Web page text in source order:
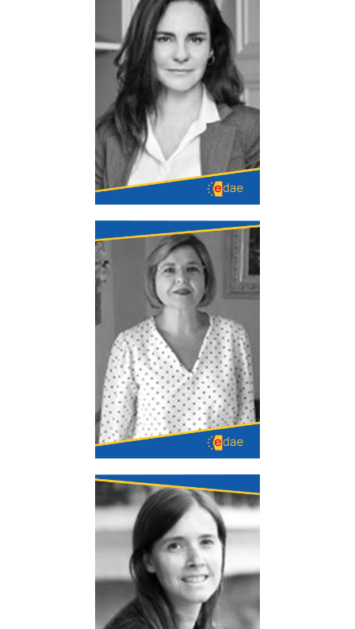
Elvira Rodríguez
Licenciada en Derecho en 1993, cursando con
posterioridad un Máster en Gestión y
Resolución de Conflictos: Mediación y
Negociación.
Cristina Equiza
Especialista en Psicología Clínica. Experta
acreditada en Clínica y Psicoterapia Dinámica.
Miembro de la Sociedad Aragonesa de
Psicología Clínica SAPC.
Elena Crespo
Licenciada en Derecho por la Universidad de
Navarra. Máster en Gestión Tributaria por Esade